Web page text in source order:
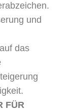
und
das
FÜR